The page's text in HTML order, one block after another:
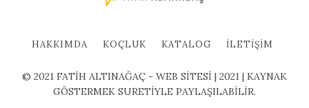
HAKKIMDA KOÇLUK KATALOG İLETIŞIM
© 2021 FATİH ALTINAĞAÇ - WEB SİTESİ | 2021 | KAYNAK
GÖSTERMEK SURETİYLE PAYLAŞILABİLİR.